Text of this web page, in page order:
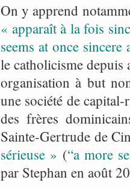
On y apprend
« apparaît à la fois
seems at once
le catholicisme
organisation à but
une société de
des frères
Sainte-Gertrude de
sérieuse » (“a more
par Stephan en août